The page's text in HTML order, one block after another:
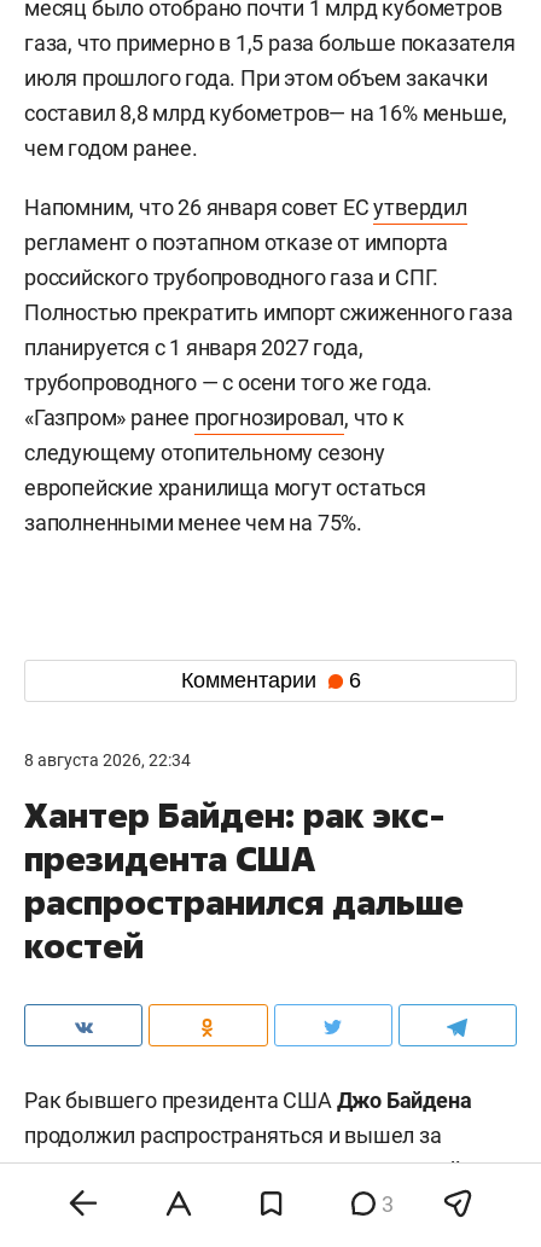
месяц было отобрано почти 1 млрд кубометров
газа, что примерно в 1,5 раза больше показателя
июля прошлого года. При этом объем закачки
составил 8,8 млрд кубометров— на 16% меньше,
чем годом ранее.
Напомним, что 26 января совет ЕСутвердил
регламент о поэтапном отказе от импорта
российского трубопроводного газа и СПГ.
Полностью прекратить импорт сжиженного газа
планируется с 1 января 2027 года,
трубопроводного — с осени того же года.
«Газпром» ранее прогнозировал, что к
следующему отопительному сезону
европейские хранилища могут остаться
заполненными менее чем на 75%.
Комментарии 6
8 августа 2026, 22:34
Хантер Байден: рак экс-
президента США
распространился дальше
костей
Рак бывшего президента США Джо Байдена
продолжил распространяться и вышел за
пределы костей, заявил его сынХантер Байден.
По его словам, болезнь сильно изнуряет 83-
3